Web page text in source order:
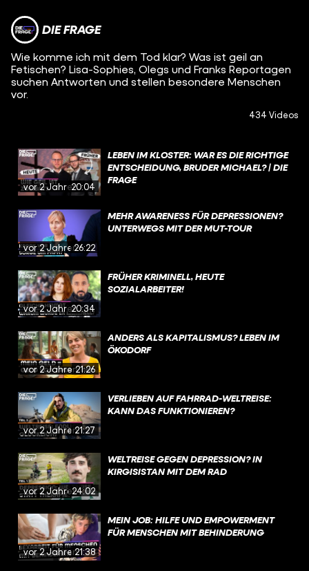
DIE FRAGE
Wie komme ich mit dem Tod klar? Was ist geil an
Fetischen? Lisa-Sophies, Olegs und Franks Reportagen
suchen Antworten und stellen besondere Menschen
vor.
434 Videos
vor 2 Jahren20:04
LEBEN IM KLOSTER: WAR ES DIE RICHTIGE
ENTSCHEIDUNG, BRUDER MICHAEL? | DIE
FRAGE
vor 2 Jahren26:22
MEHR AWARENESS FÜR DEPRESSIONEN?
UNTERWEGS MIT DER MUT-TOUR
vor 2 Jahren20:34
FRÜHER KRIMINELL, HEUTE
SOZIALARBEITER!
vor 2 Jahren21:26
ANDERS ALS KAPITALISMUS? LEBEN IM
ÖKODORF
vor 2 Jahren21:27
VERLIEBEN AUF FAHRRAD-WELTREISE:
KANN DAS FUNKTIONIEREN?
vor 2 Jahren24:02
WELTREISE GEGEN DEPRESSION? IN
KIRGISISTAN MIT DEM RAD
vor 2 Jahren21:38
MEIN JOB: HILFE UND EMPOWERMENT
FÜR MENSCHEN MIT BEHINDERUNG